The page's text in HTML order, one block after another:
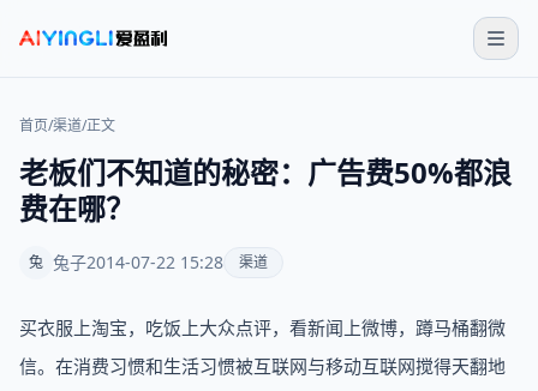
首页/渠道/正文
老板们不知道的秘密：广告费50%都浪
费在哪？
兔 兔子2014-07-22 15:28 渠道
买衣服上淘宝，吃饭上大众点评，看新闻上微博，蹲马桶翻微
信。在消费习惯和生活习惯被互联网与移动互联网搅得天翻地